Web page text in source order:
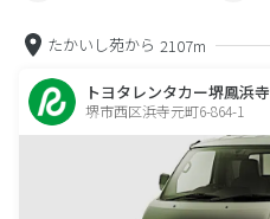
たかいし苑から 2107m
トヨタレンタカー堺鳳浜寺
堺市西区浜寺元町6-864-1